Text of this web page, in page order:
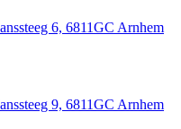
6, 6811GC Arnhem
9, 6811GC Arnhem